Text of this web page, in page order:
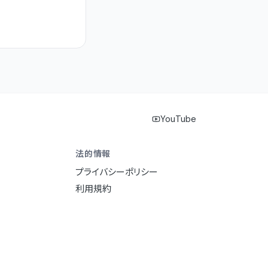
YouTube
法的情報
プライバシーポリシー
利用規約